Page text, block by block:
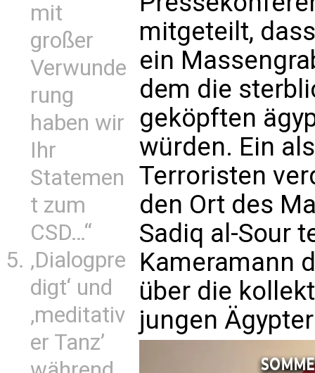
mit
großer
Verwunde
rung
haben wir
Ihr
Statemen
t zum
CSD…“
‚Dialogpre
digt‘ und
‚meditativ
er Tanz’
mitgeteilt,
ein
dem die
geköpften
würden. Ein
Terroristen
den Ort des
Sadiq al-Sour
Kameramann
über die
jungen